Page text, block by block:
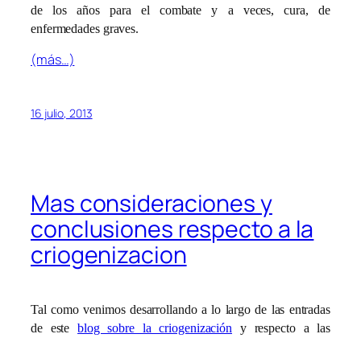
de los años para el combate y a veces, cura, de
enfermedades graves.
(más…)
16 julio, 2013
Mas consideraciones y
conclusiones respecto a la
criogenizacion
Tal como venimos desarrollando a lo largo de las entradas
de esteblog sobre la criogenización y respecto a las